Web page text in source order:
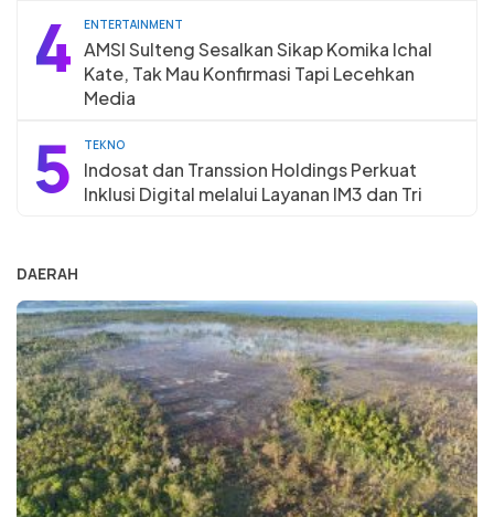
4 ENTERTAINMENT
AMSI Sulteng Sesalkan Sikap Komika Ichal
Kate, Tak Mau Konfirmasi Tapi Lecehkan
Media
5 TEKNO
Indosat dan Transsion Holdings Perkuat
Inklusi Digital melalui Layanan IM3 dan Tri
DAERAH